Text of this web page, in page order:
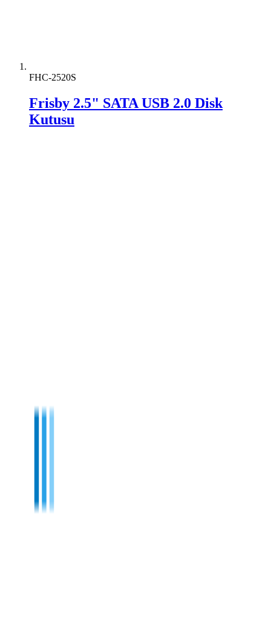
FHC-2520S
Frisby 2.5" SATA USB 2.0 Disk
Kutusu